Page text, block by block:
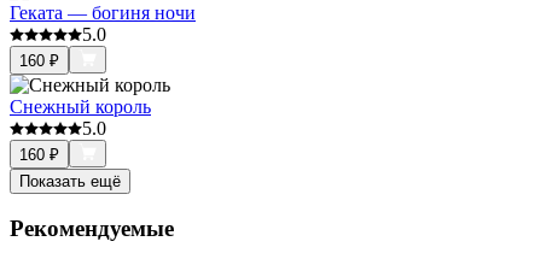
Геката — богиня ночи
5.0
160 ₽
Снежный король
5.0
160 ₽
Показать ещё
Рекомендуемые